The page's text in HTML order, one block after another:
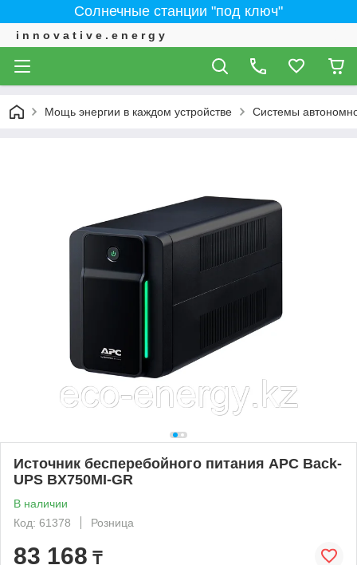
Солнечные станции "под ключ"
i n n o v a t i v e . e n e r g y
Мощь энергии в каждом устройстве Системы
Источник бесперебойного питания APC Back-
UPS BX750MI-GR
В наличии
Код: 61378
Розница
83 168 ₸